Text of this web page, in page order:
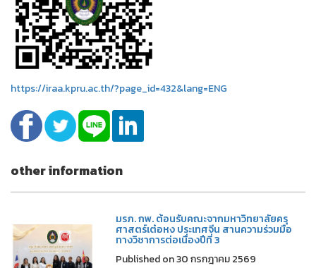
https://iraa.kpru.ac.th/?page_id=432&lang=ENG
other information
มรภ. กพ. ต้อนรับคณะจากมหาวิทยาลัยครุ
ศาสตร์เต๋อหง ประเทศจีน สานความร่วมมือ
ทางวิชาการต่อเนื่องปีที่ 3
Published on 30 กรกฎาคม 2569